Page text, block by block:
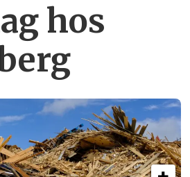
hos